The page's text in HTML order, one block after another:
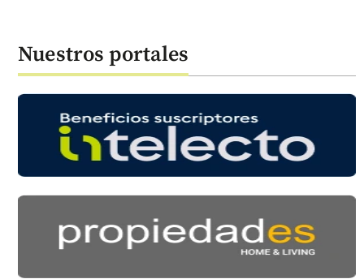
Nuestros portales